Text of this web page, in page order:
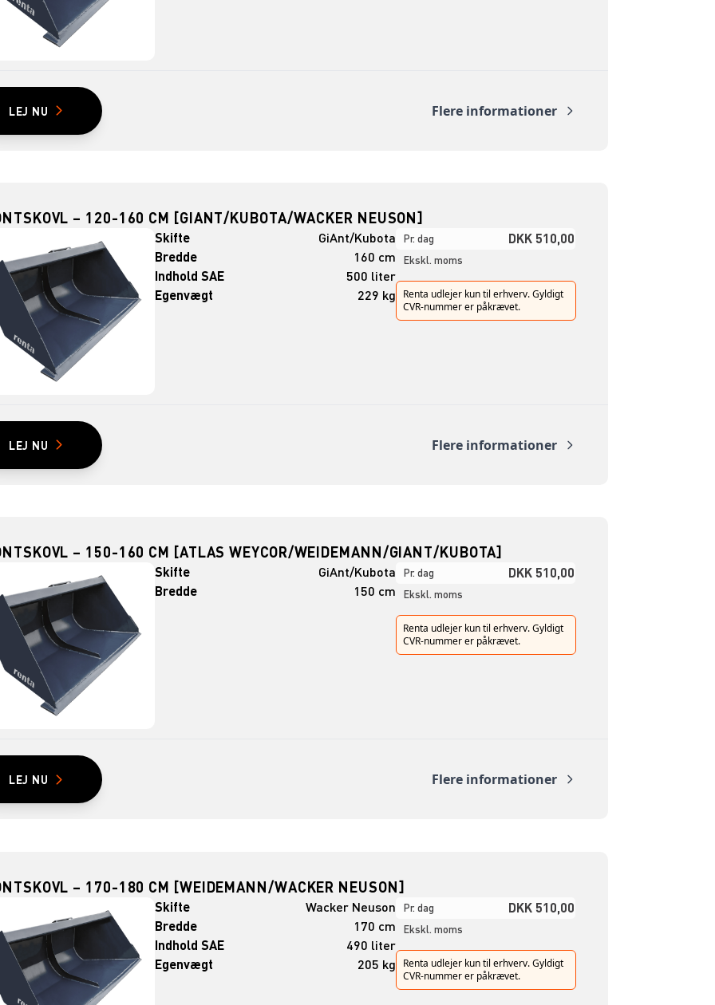
LEJ NU Flere informationer
– 120-160 CM [GIANT/KUBOTA/WACKER NEUSON]
Skifte
GiAnt/Kubota
Bredde
160 cm
Indhold SAE
500 liter
Egenvægt
229 kg
Pr. dag DKK 510,00
Ekskl. moms
Renta udlejer kun til erhverv. Gyldigt
CVR-nummer er påkrævet.
LEJ NU Flere informationer
– 150-160 CM [ATLAS WEYCOR/WEIDEMANN/GIANT/KUBOTA]
Skifte
GiAnt/Kubota
Bredde
150 cm
Pr. dag DKK 510,00
Ekskl. moms
Renta udlejer kun til erhverv. Gyldigt
CVR-nummer er påkrævet.
LEJ NU Flere informationer
– 170-180 CM [WEIDEMANN/WACKER NEUSON]
Skifte
Wacker Neuson
Bredde
170 cm
Indhold SAE
490 liter
Egenvægt
205 kg
Pr. dag DKK 510,00
Ekskl. moms
Renta udlejer kun til erhverv. Gyldigt
CVR-nummer er påkrævet.